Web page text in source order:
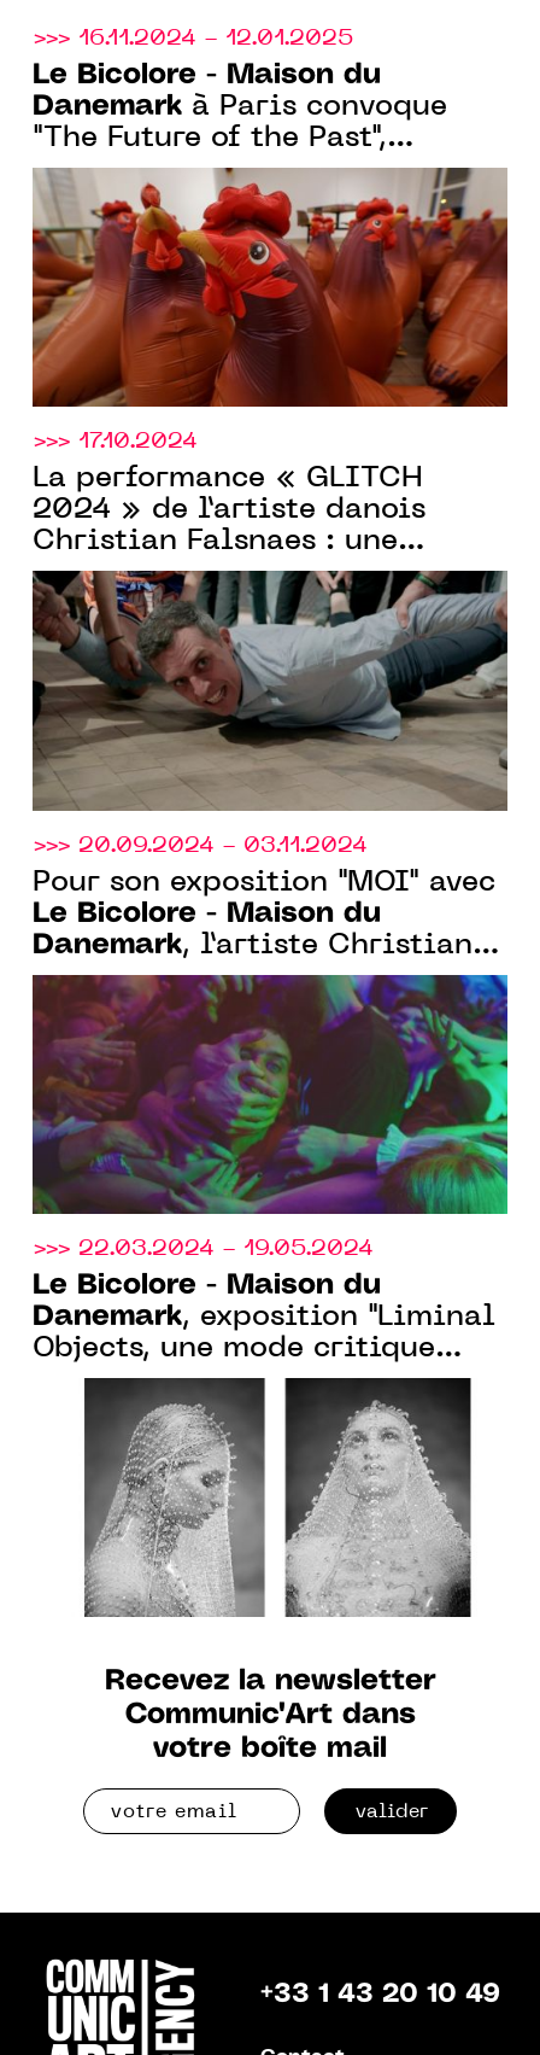
>>> 16.11.2024 - 12.01.2025
Le Bicolore - Maison du
Danemark à Paris convoque
"The Future of the Past",
exposition collective entre pop
culture et patrimoine commun.
>>> 17.10.2024
La performance « GLITCH
2024 » de l’artiste danois
Christian Falsnaes : une
collaborationLe Bicolore -
Maison du DanemarkHors Les
Murs x Art Basel Paris.
>>> 20.09.2024 - 03.11.2024
Pour son exposition "MOI" avec
Le Bicolore - Maison du
Danemark, l’artiste Christian
Falsnaes convoque le public à
constituer son oeuvre
principale
>>> 22.03.2024 - 19.05.2024
Le Bicolore - Maison du
Danemark, exposition "Liminal
Objects, une mode critique
contemporaine"
Recevez la newsletter
Communic'Art dans
votre boîte mail
valider
+33 1 43 20 10 49